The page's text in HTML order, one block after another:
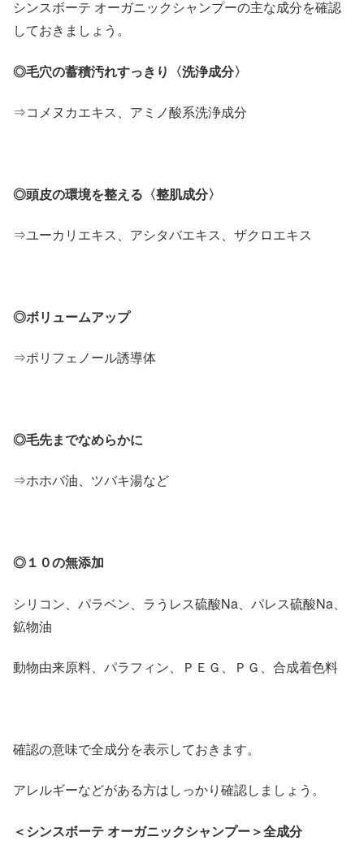
シンスボーテ オーガニックシャンプーの主な成分を確認
しておきましょう。
◎毛穴の蓄積汚れすっきり〈洗浄成分〉
⇒コメヌカエキス、アミノ酸系洗浄成分
◎頭皮の環境を整える〈整肌成分〉
⇒ユーカリエキス、アシタバエキス、ザクロエキス
◎ボリュームアップ
⇒ポリフェノール誘導体
◎毛先までなめらかに
⇒ホホバ油、ツバキ湯など
◎１０の無添加
シリコン、パラベン、ラうレス硫酸Na、パレス硫酸Na、
鉱物油
動物由来原料、パラフィン、ＰＥＧ、ＰＧ、合成着色料
確認の意味で全成分を表示しておきます。
アレルギーなどがある方はしっかり確認しましょう。
＜シンスボーテ オーガニックシャンプー＞全成分